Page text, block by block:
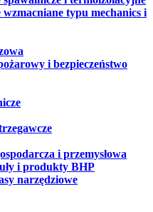
wzmacniane typu mechanics i
i bezpieczeństwo
i przemysłowa
i produkty BHP
narzędziowe